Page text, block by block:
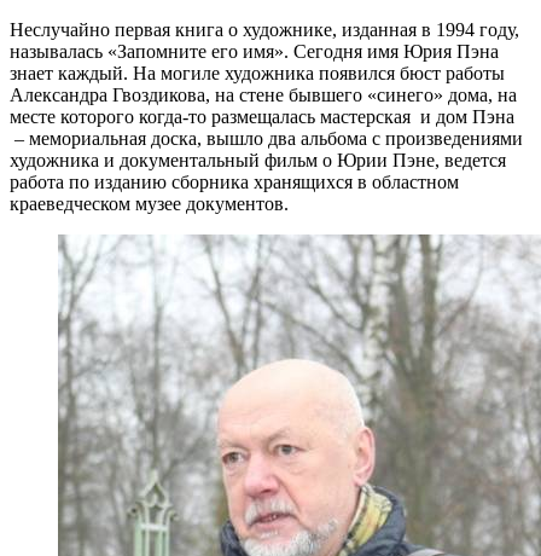
Неслучайно первая книга о художнике, изданная в 1994 году,
называлась «Запомните его имя». Сегодня имя Юрия Пэна
знает каждый. На могиле художника появился бюст работы
Александра Гвоздикова, на стене бывшего «синего» дома, на
месте которого когда-то размещалась мастерская и дом Пэна
– мемориальная доска, вышло два альбома с произведениями
художника и документальный фильм о Юрии Пэне, ведется
работа по изданию сборника хранящихся в областном
краеведческом музее документов.